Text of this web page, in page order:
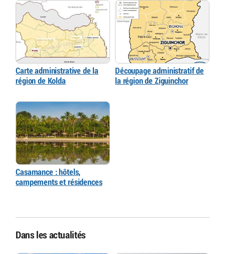
Carte administrative de la
région de Kolda
Découpage administratif de
la région de Ziguinchor
Casamance : hôtels,
campements et résidences
Dans les actualités